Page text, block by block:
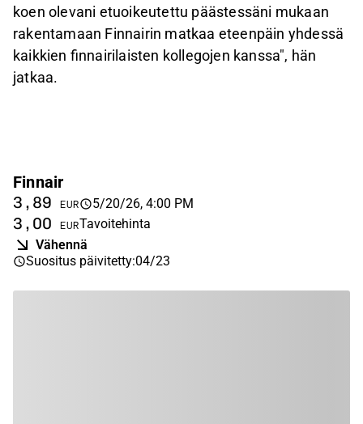
koen olevani etuoikeutettu päästessäni mukaan
rakentamaan Finnairin matkaa eteenpäin yhdessä
kaikkien finnairilaisten kollegojen kanssa", hän
jatkaa.
Finnair
3,89 EUR 5/20/26, 4:00 PM
3,00 EURTavoitehinta
Vähennä
Suositus päivitetty:04/23